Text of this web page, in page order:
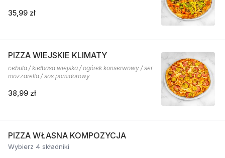
35,99 zł
PIZZA WIEJSKIE KLIMATY
cebula / kiełbasa wiejska / ogórek konserwowy / ser
mozzarella / sos pomidorowy
38,99 zł
PIZZA WŁASNA KOMPOZYCJA
Wybierz 4 składniki